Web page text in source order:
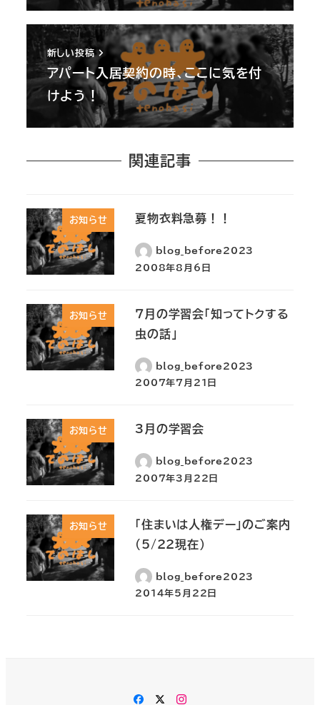
新しい投稿
アパート入居契約の時、ここに気を付
けよう！
関連記事
お知らせ 夏物衣料急募！！
blog_before2023
2008年8月6日
お知らせ
７月の学習会｢知ってトクする
虫の話」
blog_before2023
2007年7月21日
お知らせ 3月の学習会
blog_before2023
2007年3月22日
お知らせ
「住まいは人権デー」のご案内
(5/22現在）
blog_before2023
2014年5月22日
Facebook
Twitter
Instagram